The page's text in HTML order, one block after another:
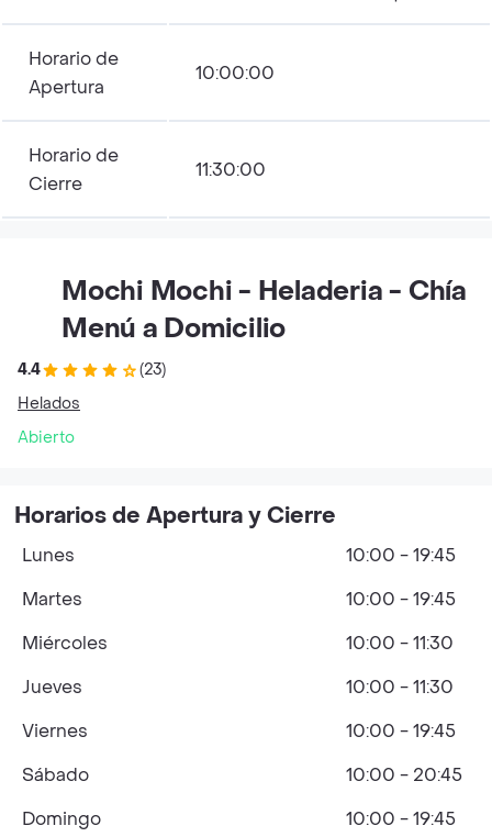
Horario de
Apertura
10:00:00
Horario de
Cierre
11:30:00
Mochi Mochi - Heladeria - Chía
Menú a Domicilio
4.4
(23)
Helados
Abierto
Horarios de Apertura y Cierre
Lunes
10:00 - 19:45
Martes
10:00 - 19:45
Miércoles
10:00 - 11:30
Jueves
10:00 - 11:30
Viernes
10:00 - 19:45
Sábado
10:00 - 20:45
Domingo
10:00 - 19:45